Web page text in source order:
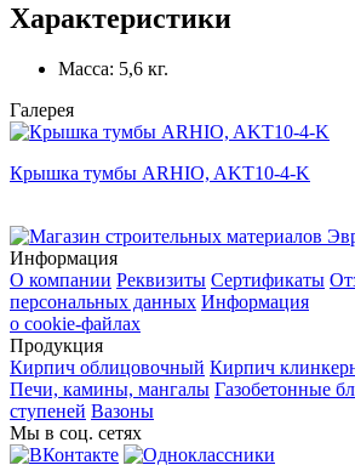
Характеристики
Масса: 5,6 кг.
Галерея
Крышка тумбы ARHIO, AKT10-4-K
Информация
О компании Реквизиты Сертификаты
персональных данных Информация
о cookie-файлах
Продукция
Кирпич облицовочный Кирпич
Печи, камины, мангалы Газобетонные
ступеней Вазоны
Мы в соц. сетях